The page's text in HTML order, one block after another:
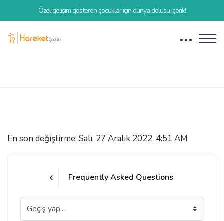
Özel gelişim gösteren çocuklar için dünya dolusu içerik!
En son değiştirme: Salı, 27 Aralık 2022, 4:51 AM
Frequently Asked Questions
Geçiş yap...